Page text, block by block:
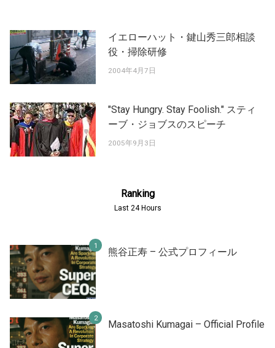
イエローハット・鍵山秀三郎相談
役・掃除研修
2004年4月7日
"Stay Hungry. Stay Foolish." スティ
ーブ・ジョブスのスピーチ
2005年9月3日
Ranking
Last 24 Hours
熊谷正寿 – 公式プロフィール
Masatoshi Kumagai – Official Profile